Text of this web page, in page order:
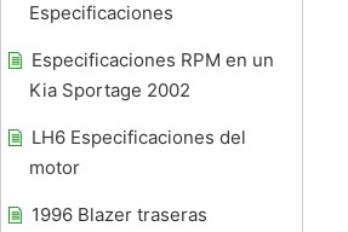
Especificaciones
Especificaciones RPM en un
Kia Sportage 2002
LH6 Especificaciones del
motor
1996 Blazer traseras